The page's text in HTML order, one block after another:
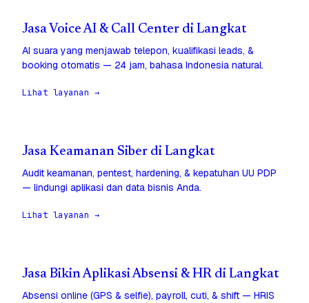
Jasa Voice AI & Call Center di Langkat
AI suara yang menjawab telepon, kualifikasi leads, &
booking otomatis — 24 jam, bahasa Indonesia natural.
Lihat layanan →
Jasa Keamanan Siber di Langkat
Audit keamanan, pentest, hardening, & kepatuhan UU PDP
— lindungi aplikasi dan data bisnis Anda.
Lihat layanan →
Jasa Bikin Aplikasi Absensi & HR di Langkat
Absensi online (GPS & selfie), payroll, cuti, & shift — HRIS